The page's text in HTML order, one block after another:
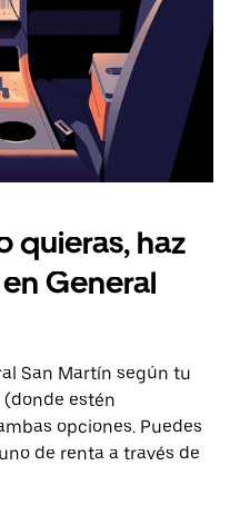
quieras, haz
General
San Martín según tu
estén
opciones. Puedes
de renta a través de